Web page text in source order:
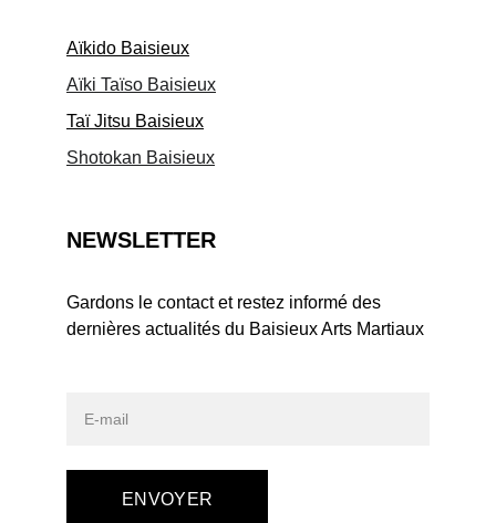
ENVOYER
NEWSLETTER
Gardons le contact et restez informé des
dernières actualités du Baisieux Arts Martiaux
Aïkido Baisieux
Aïki Taïso Baisieux
Taï Jitsu Baisieux
Shotokan Baisieux